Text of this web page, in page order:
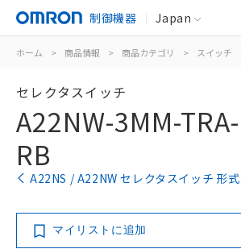
制御機器 Japan
ホーム > 商品情報 > 商品カテゴリ > スイッチ
セレクタスイッチ
A22NW-3MM-
RB
A22NS / A22NW セレクタスイッチ 形
マイリストに追加